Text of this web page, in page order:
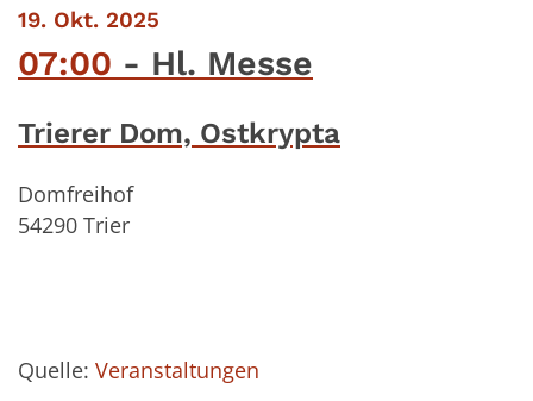
19. Okt. 2025
07:00 Hl. Messe
Trierer Dom, Ostkrypta
Domfreihof
54290 Trier
Quelle: Veranstaltungen